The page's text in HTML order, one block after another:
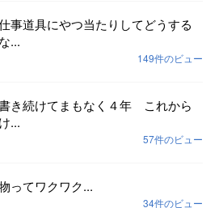
事道具にやつ当たりしてどうする
...
149件のビュー
き続けてまもなく４年 これから
...
57件のビュー
ってワクワク...
34件のビュー